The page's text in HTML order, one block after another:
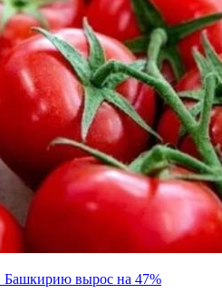
вырос на 47%